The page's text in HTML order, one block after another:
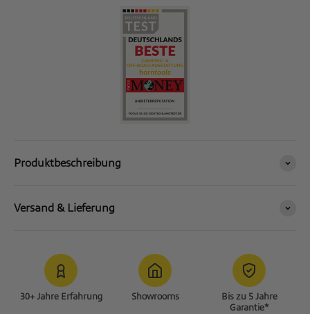
Produktbeschreibung
Versand & Lieferung
30+ Jahre Erfahrung Showrooms
Bis zu 5 Jahre
Garantie*